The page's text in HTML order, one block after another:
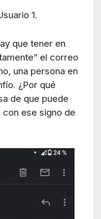
1.
que tener en
el correo
una persona en
¿Por qué
de que puede
con ese signo de